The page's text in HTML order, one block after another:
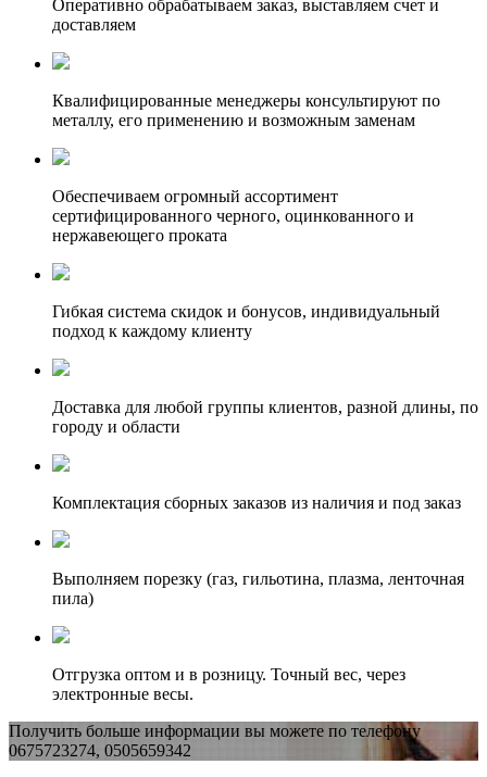
Оперативно обрабатываем заказ, выставляем счет и
доставляем
Квалифицированные менеджеры консультируют по
металлу, его применению и возможным заменам
Обеспечиваем огромный ассортимент
сертифицированного черного, оцинкованного и
нержавеющего проката
Гибкая система скидок и бонусов, индивидуальный
подход к каждому клиенту
Доставка для любой группы клиентов, разной длины, по
городу и области
Комплектация сборных заказов из наличия и под заказ
Выполняем порезку (газ, гильотина, плазма, ленточная
пила)
Отгрузка оптом и в розницу. Точный вес, через
электронные весы.
Получить больше информации вы можете по телефону
0675723274, 0505659342